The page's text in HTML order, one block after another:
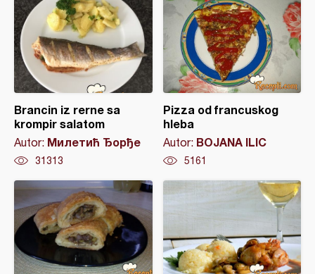
Brancin iz rerne sa
krompir salatom
Autor: Милетић Ђорђе
31313
Pizza od francuskog
hleba
Autor: BOJANA ILIC
5161